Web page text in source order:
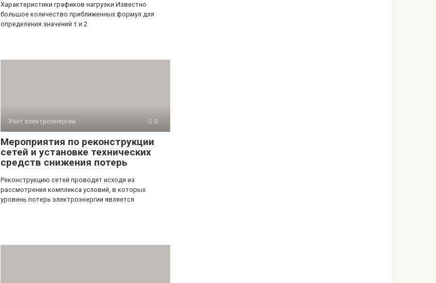
Характеристики графиков нагрузки Известно
большое количество приближенных формул для
определения значений τ и 2
Учет электроэнергии 0
Мероприятия по реконструкции
сетей и установке технических
средств снижения потерь
Реконструкцию сетей проводят исходя из
рассмотрения комплекса условий, в которых
уровень потерь электроэнергии является